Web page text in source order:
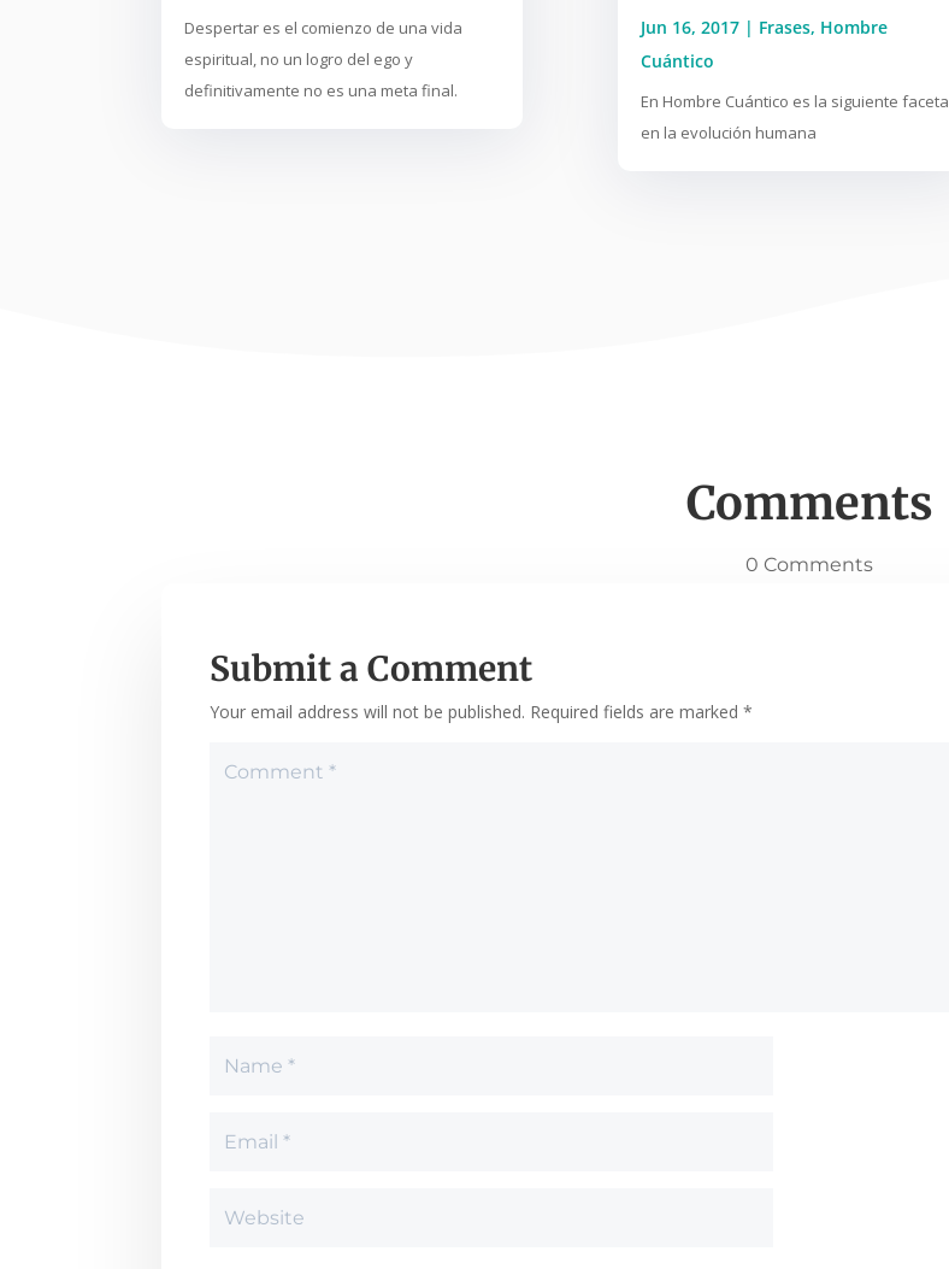
Despertar es el comienzo de una vida
espiritual, no un logro del ego y
definitivamente no es una meta final.
Jun 16, 2017| Frases, Hombre
Cuántico
En Hombre Cuántico es la siguiente faceta
en la evolución humana
Comments
0 Comments
Submit a Comment
Your email address will not be published. Required fields are marked*